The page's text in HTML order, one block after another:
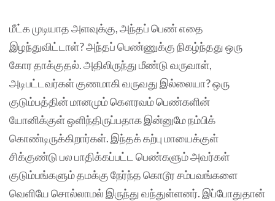
மீட்க முடியாத அளவுக்கு, அந்தப் பெண் எதை
இழந்துவிட்டாள்? அந்தப் பெண்ணுக்கு நிகழ்ந்தது ஒரு
கோர தாக்குதல். அதிலிருந்து மீண்டு வருவாள்,
அடிபட்டவர்கள் குணமாகி வருவது இல்லையா? ஒரு
குடும்பத்தின் மானமும் கௌரவம் பெண்களின்
யோனிக்குள் ஒளிந்திருப்பதாக இன்னுமே நம்பிக்
கொண்டிருக்கிறார்கள். இந்தக் கற்பு மாயைக்குள்
சிக்குண்டு பல பாதிக்கப்பட்ட பெண்களும் அவர்கள்
குடும்பங்களும் தமக்கு நேர்ந்த கொடூர சம்பவங்களை
வெளியே சொல்லாமல் இருந்து வந்துள்ளனர். இப்போதுதான்